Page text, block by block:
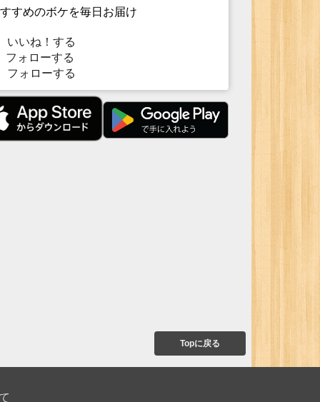
すめのボケを毎日お届け
いいね！する
ォローする
フォローする
Topに戻る